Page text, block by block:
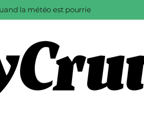
la météo est pourrie